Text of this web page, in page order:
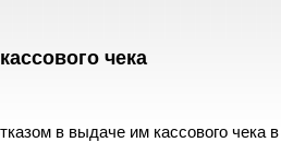
чека
в выдаче им кассового чека в